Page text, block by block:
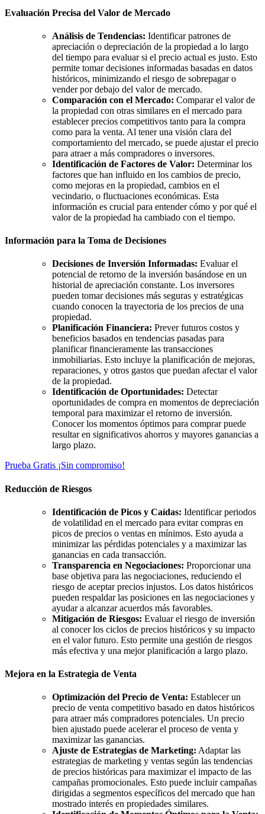
Evaluación Precisa del Valor de Mercado
Análisis de Tendencias: Identificar patrones de
apreciación o depreciación de la propiedad a lo largo
del tiempo para evaluar si el precio actual es justo. Esto
permite tomar decisiones informadas basadas en datos
históricos, minimizando el riesgo de sobrepagar o
vender por debajo del valor de mercado.
Comparación con el Mercado: Comparar el valor de
la propiedad con otras similares en el mercado para
establecer precios competitivos tanto para la compra
como para la venta. Al tener una visión clara del
comportamiento del mercado, se puede ajustar el precio
para atraer a más compradores o inversores.
Identificación de Factores de Valor: Determinar los
factores que han influido en los cambios de precio,
como mejoras en la propiedad, cambios en el
vecindario, o fluctuaciones económicas. Esta
información es crucial para entender cómo y por qué el
valor de la propiedad ha cambiado con el tiempo.
Información para la Toma de Decisiones
Decisiones de Inversión Informadas: Evaluar el
potencial de retorno de la inversión basándose en un
historial de apreciación constante. Los inversores
pueden tomar decisiones más seguras y estratégicas
cuando conocen la trayectoria de los precios de una
propiedad.
Planificación Financiera: Prever futuros costos y
beneficios basados en tendencias pasadas para
planificar financieramente las transacciones
inmobiliarias. Esto incluye la planificación de mejoras,
reparaciones, y otros gastos que puedan afectar el valor
de la propiedad.
Identificación de Oportunidades: Detectar
oportunidades de compra en momentos de depreciación
temporal para maximizar el retorno de inversión.
Conocer los momentos óptimos para comprar puede
resultar en significativos ahorros y mayores ganancias a
largo plazo.
Prueba Gratis ¡Sin compromiso!
Reducción de Riesgos
Identificación de Picos y Caídas: Identificar periodos
de volatilidad en el mercado para evitar compras en
picos de precios o ventas en mínimos. Esto ayuda a
minimizar las pérdidas potenciales y a maximizar las
ganancias en cada transacción.
Transparencia en Negociaciones: Proporcionar una
base objetiva para las negociaciones, reduciendo el
riesgo de aceptar precios injustos. Los datos históricos
pueden respaldar las posiciones en las negociaciones y
ayudar a alcanzar acuerdos más favorables.
Mitigación de Riesgos: Evaluar el riesgo de inversión
al conocer los ciclos de precios históricos y su impacto
en el valor futuro. Esto permite una gestión de riesgos
más efectiva y una mejor planificación a largo plazo.
Mejora en la Estrategia de Venta
Optimización del Precio de Venta: Establecer un
precio de venta competitivo basado en datos históricos
para atraer más compradores potenciales. Un precio
bien ajustado puede acelerar el proceso de venta y
maximizar las ganancias.
Ajuste de Estrategias de Marketing: Adaptar las
estrategias de marketing y ventas según las tendencias
de precios históricas para maximizar el impacto de las
campañas promocionales. Esto puede incluir campañas
dirigidas a segmentos específicos del mercado que han
mostrado interés en propiedades similares.